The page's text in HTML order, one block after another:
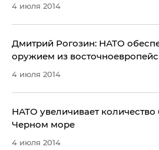
4 июля 2014
Дмитрий Рогозин: НАТО
оружием из
4 июля 2014
НАТО увеличивает
Черном море
4 июля 2014